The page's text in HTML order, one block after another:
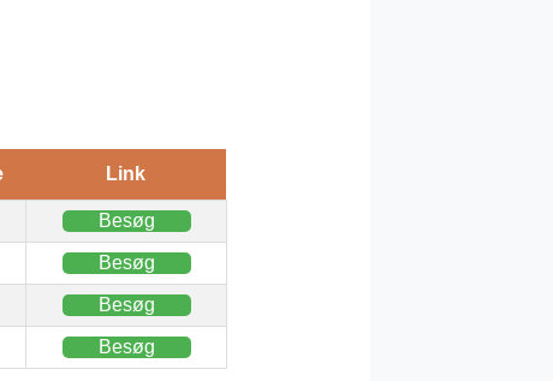
Link
Besøg
Besøg
Besøg
Besøg